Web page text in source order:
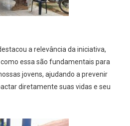
a relevância da iniciativa,
essa são fundamentais para
jovens, ajudando a prevenir
diretamente suas vidas e seu